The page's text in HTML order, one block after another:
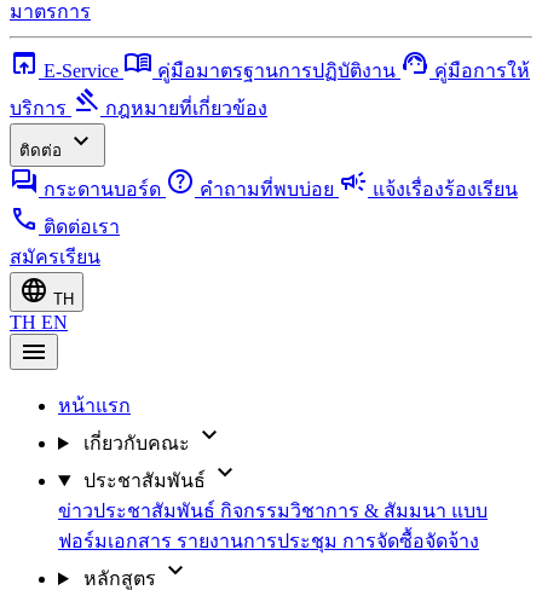
มาตรการ
open_in_browser E-Service menu_book คู่มือมาตรฐานการปฏิบัติงาน support_agent คู่มือการให้
บริการ gavel กฎหมายที่เกี่ยวข้อง
ติดต่อ
expand_more
forum กระดานบอร์ด help คำถามที่พบบ่อย campaign แจ้งเรื่องร้องเรียน
call ติดต่อเรา
สมัครเรียน
language TH
TH EN
menu
หน้าแรก
เกี่ยวกับคณะ
expand_more
ประชาสัมพันธ์ expand_more
ข่าวประชาสัมพันธ์ กิจกรรมวิชาการ & สัมมนา แบบ
ฟอร์มเอกสาร รายงานการประชุม การจัดซื้อจัดจ้าง
หลักสูตร
expand_more